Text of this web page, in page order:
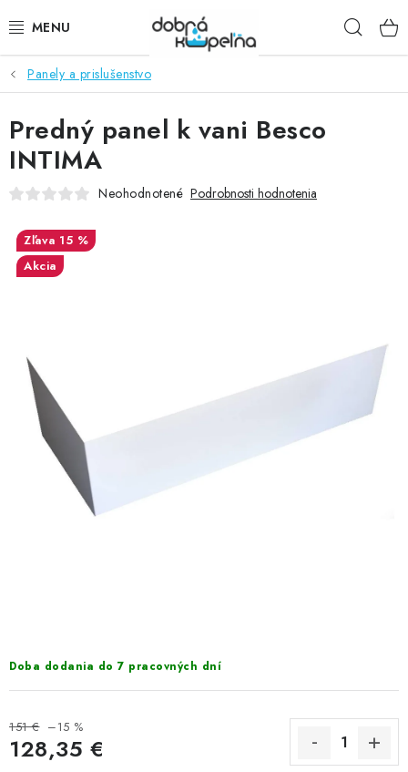
na
SPRCHOVÉ KÚTY
SPRCHOVÉ DVERE
BATÉRIE
KÚPEĽŇOVÝ NÁBYTOK
SANITA
VÝPREDAJ
PRÍSLUŠENSTVO K SPRCHOVÝM KÚTOM A
NÁHRADNÉ DIELY
Panely a prislušenstvo
Doba dodania do 7 pracovných dní
151 € –15 %
128,35 €
Predný panel k vani Besco
INTIMA
Neohodnotené Podrobnosti hodnotenia
15 %
Akcia